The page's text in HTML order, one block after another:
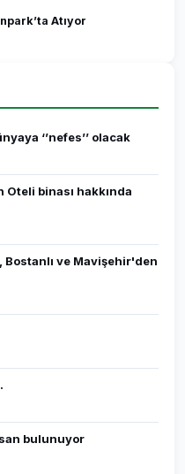
Atıyor
‘’nefes’’ olacak
binası hakkında
Bostanlı ve Mavişehir'den
bulunuyor